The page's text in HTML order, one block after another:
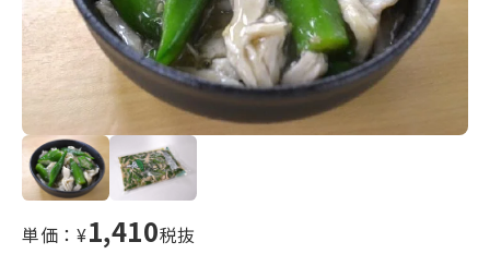
単価：¥1,410税抜